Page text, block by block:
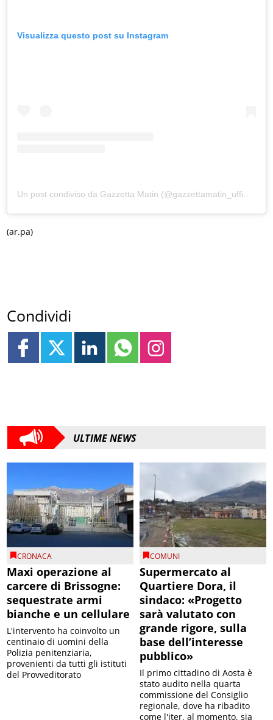
Visualizza questo post su Instagram
(ar.pa)
Condividi
ULTIME NEWS
CRONACA
Maxi operazione al
carcere di Brissogne:
sequestrate armi
bianche e un cellulare
L'intervento ha coinvolto un
centinaio di uomini della
Polizia penitenziaria,
provenienti da tutti gli istituti
del Provveditorato
COMUNI
Supermercato al
Quartiere Dora, il
sindaco: «Progetto
sarà valutato con
grande rigore, sulla
base dell’interesse
pubblico»
Il primo cittadino di Aosta è
stato audito nella quarta
commissione del Consiglio
regionale, dove ha ribadito
come l'iter, al momento, sia